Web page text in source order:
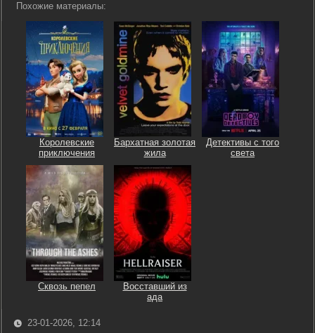
Похожие материалы:
Королевские
приключения
Бархатная золотая
жила
Детективы с того
света
Сквозь пепел
Восставший из
ада
23-01-2026, 12:14